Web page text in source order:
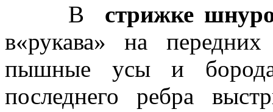
В стрижке
в«рукава» на
пышные усы и
последнего ребра